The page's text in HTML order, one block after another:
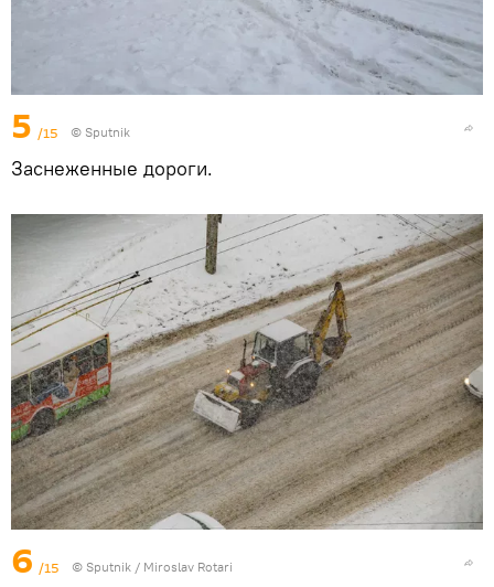
5 /15 © Sputnik
Заснеженные дороги.
6 /15 © Sputnik / Miroslav Rotari